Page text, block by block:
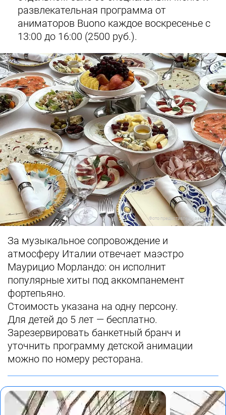
развлекательная программа от
аниматоров Buonо каждое воскресенье c
13:00 до 16:00 (2500 руб.).
Фото предоставлены заведением
За музыкальное сопровождение и
атмосферу Италии отвечает маэстро
Маурицио Морландо: он исполнит
популярные хиты под аккомпанемент
фортепьяно.
Стоимость указана на одну персону.
Для детей до 5 лет — бесплатно.
Зарезервировать банкетный бранч и
уточнить программу детской анимации
можно по номеру ресторана.